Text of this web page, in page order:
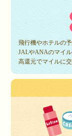
飛行機やホテルの
JALやANAのマイ
高還元でマイルに